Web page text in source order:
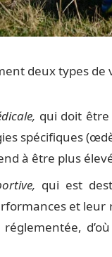
deux types de
qui doit
spécifiques
à être plus
qui est
et leur
réglementée,